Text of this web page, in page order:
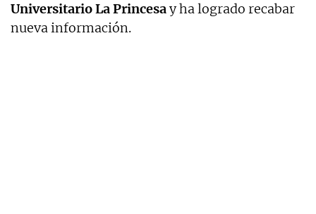
Universitario La Princesay ha logrado recabar
nueva información.